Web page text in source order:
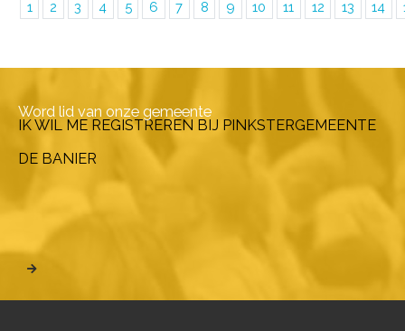
1 2 3 4 5 6 7 8 9 10 11 12 13 14
Word lid van onze gemeente
IK WIL ME REGISTREREN BIJ PINKSTERGEMEENTE
DE BANIER